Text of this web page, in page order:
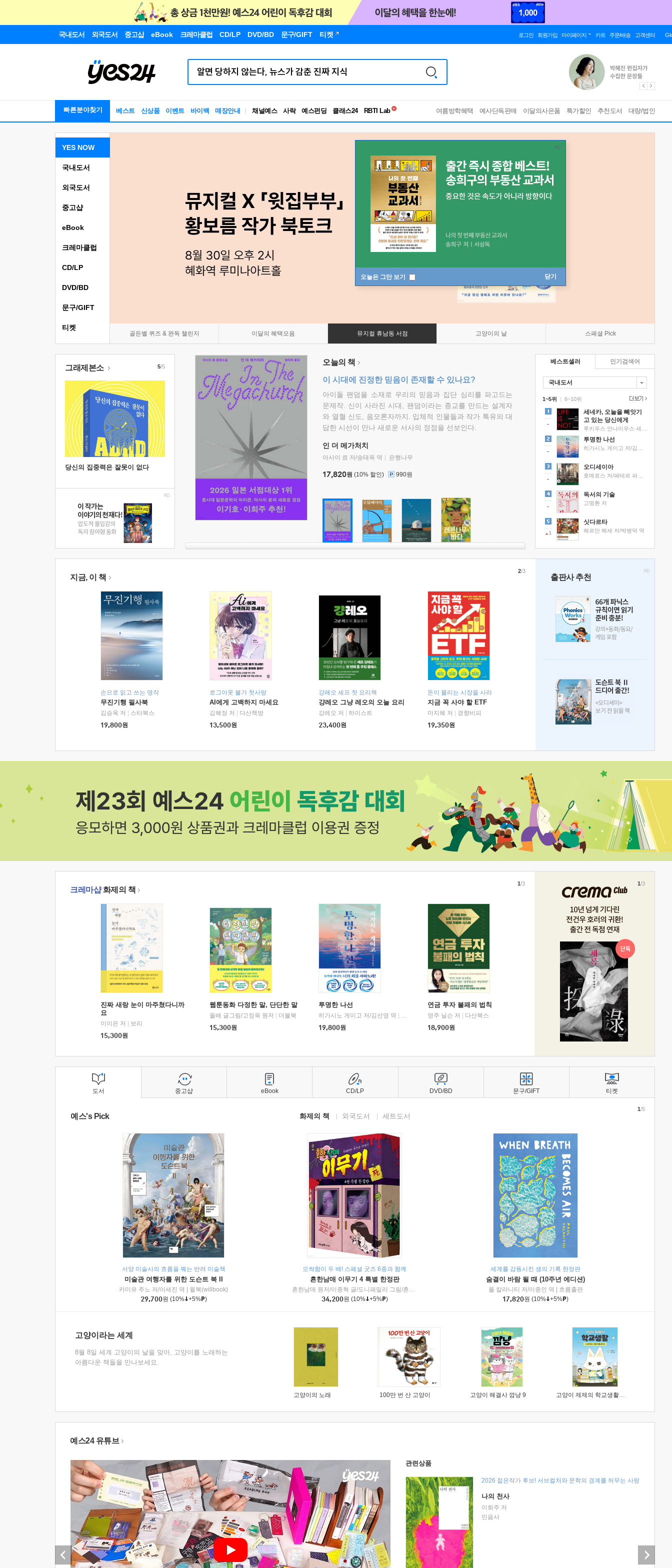
국내도서 외국도서 중고샵 eBook 크레마클럽 CD/LP DVD/BD 문구/GIFT 티켓 로그인 회원가입 마이페이지 카트 주문/배송 고객센터
빠른분야찾기 베스트 신상품 이벤트 바이백 매장안내 채널예스 사락 예스펀딩 클래스24
RBTI Lab
독서유형검사
여름방학혜택 예사단독판매 이달의사은품 특가할인 추천도서 대량/법인
오늘은 그만 보기 닫기
YES NOW
골든벨 퀴즈 & 완독 챌린지 이달의 혜택모음 뮤지컬 휴남동 서점 고양이의 날 스페셜 Pick
국내도서
외국도서
중고샵
eBook
크레마클럽
CD/LP
DVD/BD
문구/GIFT
티켓
그래제본소
당신의 집중력은 잘못이 없다
5/5 오늘의 책
이 시대에 진정한 믿음이 존재할 수 있나요?
아이돌 팬덤을 소재로 우리의 믿음과 집단 심리를 파고드는
문제작. 신이 사라진 시대, 팬덤이라는 종교를 만드는 설계자
와 열혈 신도, 음모론자까지. 입체적 인물들과 작가 특유의 대
담한 시선이 만나 새로운 서사의 정점을 선보인다.
인 더 메가처치
아사이 료 저/송태욱 역 은행나무
17,820원 (10% 할인) 990원
베스트셀러
국내도서
1~5위 |
세네카, 오늘을 빼앗기
고 있는 당신에게
투명한 나선
오디세이아
독서의 기술
고명환 저
1
싯다르타
헤르만 헤세 저/박병덕 역
6~10위
인기검색어
지금, 이 책
손으로 읽고 쓰는 명작
무진기행 필사북
김승옥 저
스타북스
19,800원
로그아웃 불가 첫사랑
AI에게 고백하지 마세요
김혜정 저
다산책방
13,500원
강레오 셰프 첫 요리책
걍레오 그냥 레오의 오늘 요리
강레오 저
하이스트
23,400원
돈이 몰리는 시장을 사라
지금 꼭 사야 할 ETF
마지혜 저
경향비피
19,350원
2/3
출판사 추천
크레마샵화제의 책
진짜 새랑 눈이 마주쳤다니까
요
이이은 저
보리
15,300원
웹툰동화 다정한 말, 단단한 말
돌배 글그림/고정욱 원저
더블북
15,300원
투명한 나선
히가시노 게이고 저/김선영 역
북다
19,800원
연금 투자 불패의 법칙
영주 닐슨 저
다산북스
18,900원
1/3 1/3
도서
예스's Pick 화제의 책 외국도서 세트도서
서양 미술사의 흐름을 꿰는 반려 미술책
미술관 여행자를 위한 도슨트 북 II
카미유 주노 저/이세진 역
윌북(willbook)
29,700원 (10% +5% )
오싹함이 두 배! 스페셜 굿즈 6종과 함께
흔한남매 이무기 4 특별 한정판
흔한남매 원저/이종혁 글/도니패밀리 그림/흔한컴퍼니 감수
미래엔아이세움
34,200원 (10% +5% )
세계를 감동시킨 생의 기록 한정판
숨결이 바람 될 때 (10주년 에디션)
폴 칼라니티 저/이종인 역
흐름출판
17,820원 (10% +5% )
1/5
고양이라는 세계
8월 8일 세계 고양이의 날을 맞아, 고양이를 노래하는
아름다운 책들을 만나보세요.
고양이의 노래 100만 번 산 고양이 고양이 해결사 깜냥 9 고양이 제제의 학교생활 1 : 초등학생이 이렇게 힘들 줄이야
중고샵 eBook CD/LP DVD/BD 문구/GIFT 티켓
예스24 유튜브
관련상품
2026 젊은작가 후보! 서브컬처와 문학의 경계를 허무는 사랑
나의 천사
이희주 저
민음사